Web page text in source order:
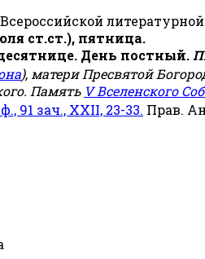
ст.ст.), пятница.
День постный.
), матери Пресвятой
Память V Вселенского
91 зач., XXII, 23-33. Прав.